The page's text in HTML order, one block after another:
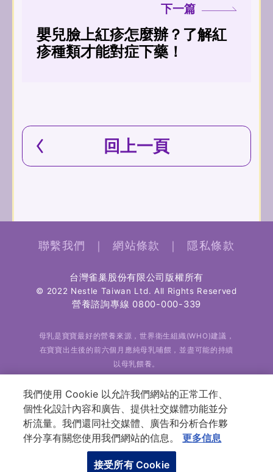
下一篇
嬰兒臉上紅疹怎麼辦？了解紅
疹種類才能對症下藥！
回上一頁
聯繫我們 ｜ 網站條款 ｜ 隱私條款
台灣雀巢股份有限公司版權所有
© 2022 Nestle Taiwan Ltd. All Rights Reserved
營養諮詢專線 0800-000-339
母乳是寶寶最好的營養來源，世界衛生組織(WHO)建議，
在寶寶出生後的前六個月應純母乳哺餵，並盡可能的持續
以母乳餵養。
衛生組織對於純母乳哺餵的建議。
我們使用 Cookie 以允許我們網站的正常工作、
個性化設計內容和廣告、提供社交媒體功能並分
析流量。我們還同社交媒體、廣告和分析合作夥
伴分享有關您使用我們網站的信息。
更多信息
接受所有 Cookie